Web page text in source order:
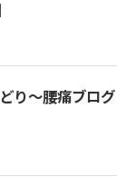
り～腰痛ブログ